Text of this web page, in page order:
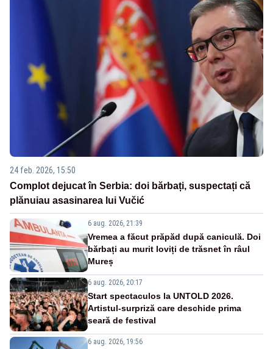
24 feb. 2026, 15:50
Complot dejucat în Serbia: doi bărbați, suspectați că
plănuiau asasinarea lui Vučić
6 aug. 2026, 21:39
Vremea a făcut prăpăd după caniculă. Doi
bărbați au murit loviți de trăsnet în râul
Mureș
6 aug. 2026, 20:17
Start spectaculos la UNTOLD 2026.
Artistul-surpriză care deschide prima
seară de festival
6 aug. 2026, 19:56